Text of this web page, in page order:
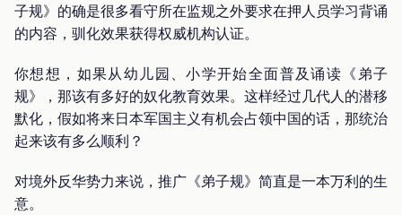
子规》的确是很多看守所在监规之外要求在押人员学习背诵
的内容，驯化效果获得权威机构认证。
你想想，如果从幼儿园、小学开始全面普及诵读《弟子
规》，那该有多好的奴化教育效果。这样经过几代人的潜移
默化，假如将来日本军国主义有机会占领中国的话，那统治
起来该有多么顺利？
对境外反华势力来说，推广《弟子规》简直是一本万利的生
意。